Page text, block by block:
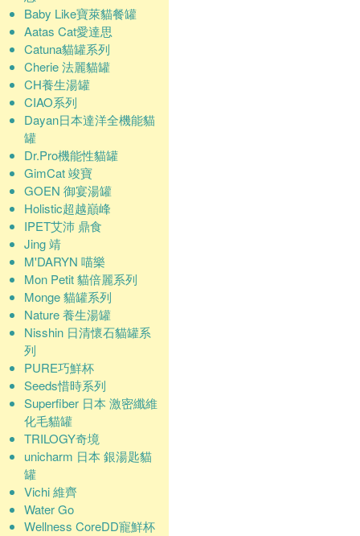
Baby Like寶萊貓餐罐
Aatas Cat愛達思
Catuna貓罐系列
Cherie 法麗貓罐
CH養生湯罐
CIAO系列
Dayan日本達洋全機能貓
罐
Dr.Pro機能性貓罐
GimCat 竣寶
GOEN 御宴湯罐
Holistic超越巔峰
IPET艾沛 鼎食
Jing 靖
M'DARYN 喵樂
Mon Petit 貓倍麗系列
Monge 貓罐系列
Nature 養生湯罐
Nisshin 日清懷石貓罐系
列
PURE巧鮮杯
Seeds惜時系列
Superfiber 日本 激密纖維
化毛貓罐
TRILOGY奇境
unicharm 日本 銀湯匙貓
罐
Vichi 維齊
Water Go
Wellness CoreDD寵鮮杯